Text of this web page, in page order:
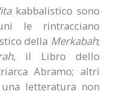
kabbalistico sono
le rintracciano
della Merkabah;
, il Libro dello
Abramo; altri
letteratura non